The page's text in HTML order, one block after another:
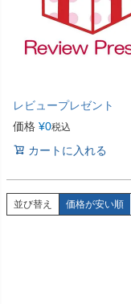
レビュープレゼント
価格 ¥0税込
カートに入れる
並び替え 価格が安い順